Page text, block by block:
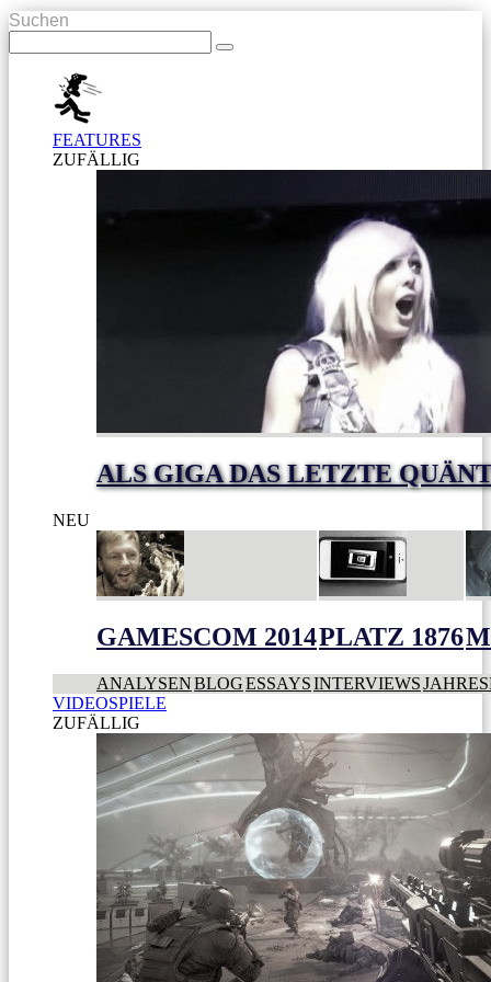
Suchen
FEATURES
ZUFÄLLIG
ALS GIGA DAS LETZTE
NEU
GAMESCOM 2014PLATZ 1876
ANALYSENBLOGESSAYSINTERVIEWS
VIDEOSPIELE
ZUFÄLLIG